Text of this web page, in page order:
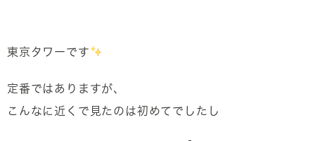
東京タワーです
定番ではありますが、
こんなに近くで見たのは初めてでしたし